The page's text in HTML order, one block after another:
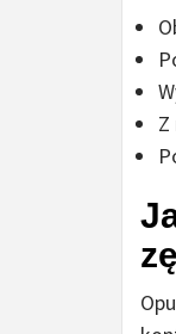
Z